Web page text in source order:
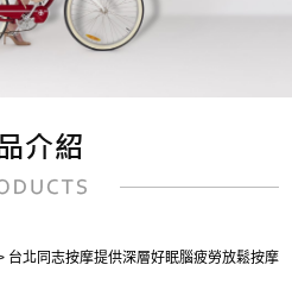
台北同志按摩提供深層好眠腦疲勞放鬆按摩